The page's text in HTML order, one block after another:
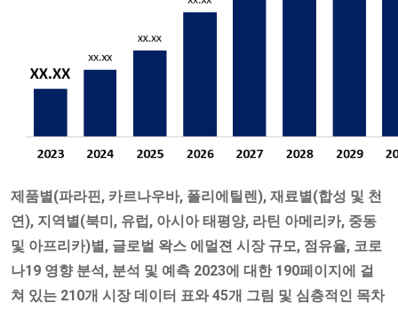
제품별(파라핀, 카르나우바, 폴리에틸렌), 재료별(합성 및 천
연), 지역별(북미, 유럽, 아시아 태평양, 라틴 아메리카, 중동
및 아프리카)별, 글로벌 왁스 에멀젼 시장 규모, 점유율, 코로
나19 영향 분석, 분석 및 예측 2023에 대한 190페이지에 걸
쳐 있는 210개 시장 데이터 표와 45개 그림 및 심층적인 목차